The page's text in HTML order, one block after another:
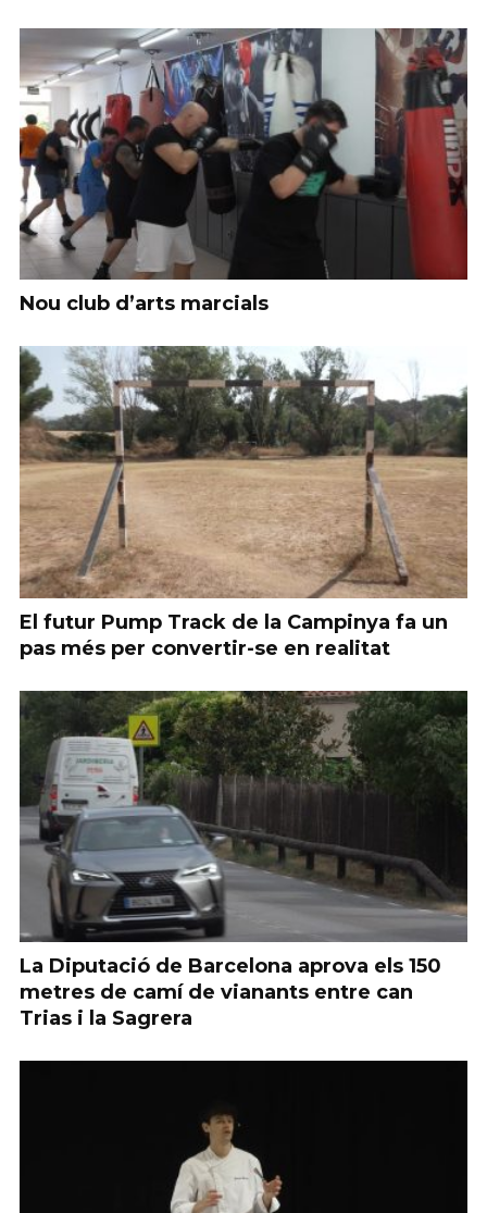
Nou club d’arts marcials
El futur Pump Track de la Campinya fa un
pas més per convertir-se en realitat
La Diputació de Barcelona aprova els 150
metres de camí de vianants entre can
Trias i la Sagrera